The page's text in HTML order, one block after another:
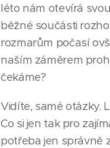
léto nám otevírá
běžné součásti
rozmarům počasí
naším záměrem
čekáme?
Vidíte, samé otázky.
Co si jen tak pro
potřeba jen správně